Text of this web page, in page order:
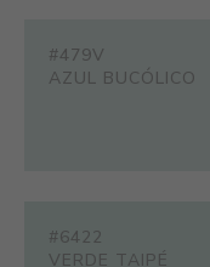
#479V
AZUL BUCÓLICO
#6422
VERDE TAIPÉ